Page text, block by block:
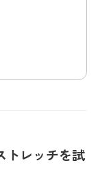
トレッチを試